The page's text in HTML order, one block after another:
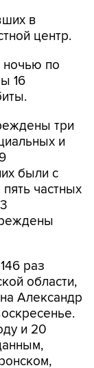
в
центр.
по
16
три
и
были с
частных
раз
области,
Александр
и 20